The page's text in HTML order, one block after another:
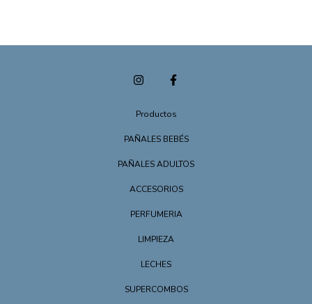
Productos
PAÑALES BEBÉS
PAÑALES ADULTOS
ACCESORIOS
PERFUMERIA
LIMPIEZA
LECHES
SUPERCOMBOS